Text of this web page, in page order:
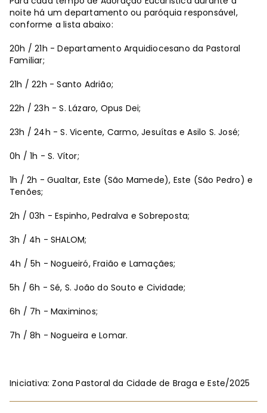
noite há um departamento ou paróquia responsável,
conforme a lista abaixo:
20h / 21h - Departamento Arquidiocesano da Pastoral
Familiar;
21h / 22h - Santo Adrião;
22h / 23h - S. Lázaro, Opus Dei;
23h / 24h - S. Vicente, Carmo, Jesuítas e Asilo S. José;
0h / 1h - S. Vítor;
1h / 2h - Gualtar, Este (São Mamede), Este (São Pedro) e
Tenões;
2h / 03h - Espinho, Pedralva e Sobreposta;
3h / 4h - SHALOM;
4h / 5h - Nogueiró, Fraião e Lamaçães;
5h / 6h - Sé, S. João do Souto e Cividade;
6h / 7h - Maximinos;
7h / 8h - Nogueira e Lomar.
Iniciativa: Zona Pastoral da Cidade de Braga e Este/2025